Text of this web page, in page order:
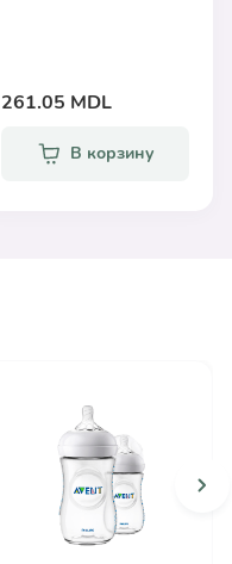
261.05 MDL
В корзину